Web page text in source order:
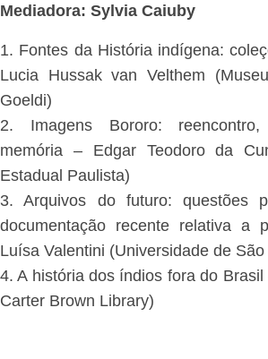
Mediadora: Sylvia Caiuby
1. Fontes da História indígena:
Lucia Hussak van Velthem
Goeldi)
2. Imagens Bororo:
memória – Edgar Teodoro da
Estadual Paulista)
3. Arquivos do futuro: questões
documentação recente relativa a
Luísa Valentini (Universidade de São
4. A história dos índios fora do
Carter Brown Library)